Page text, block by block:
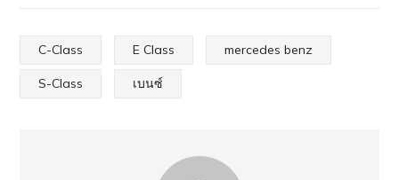
C-Class E Class mercedes benz
S-Class เบนซ์